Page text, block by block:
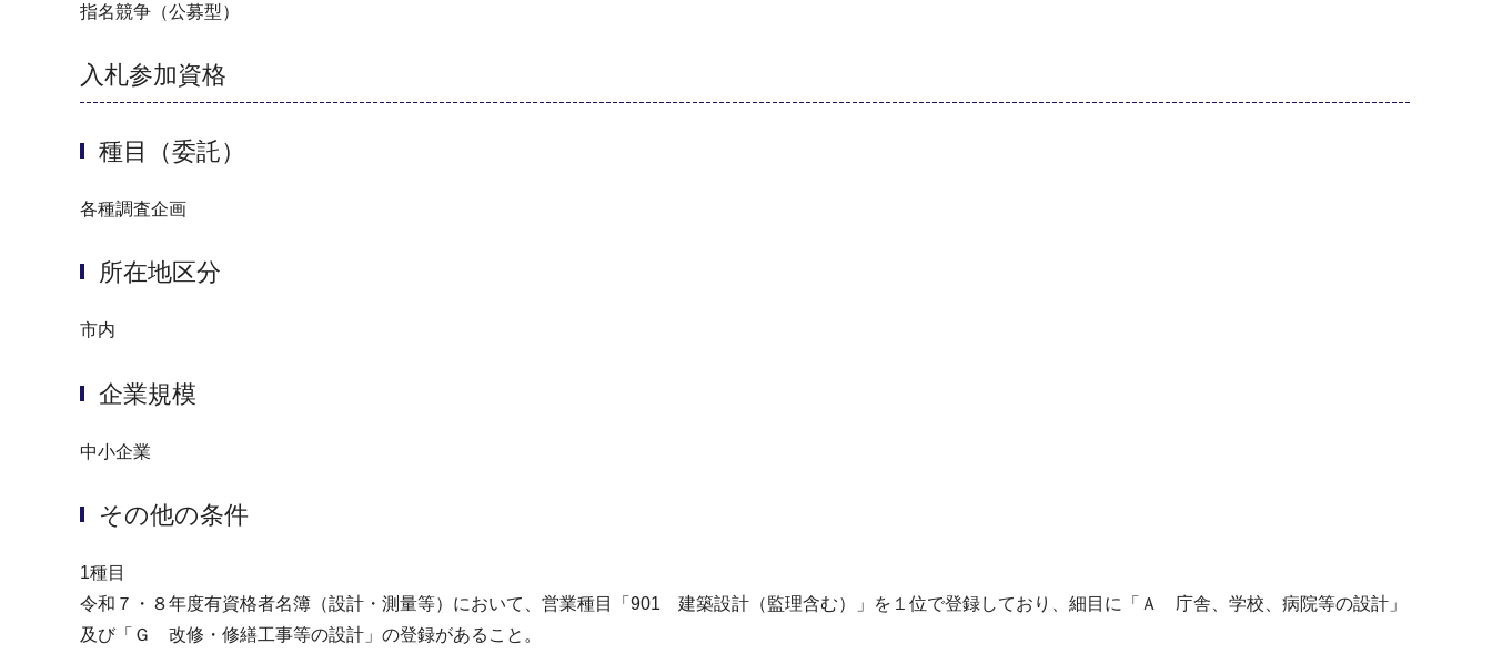
指名競争（公募型）
入札参加資格
種目（委託）
各種調査企画
所在地区分
市内
企業規模
中小企業
その他の条件
1種目
令和７・８年度有資格者名簿（設計・測量等）において、営業種目「901 建築設計（監理含む）」を１位で登録しており、細目に「Ａ 庁舎、学校、病院等の設計」
及び「Ｇ 改修・修繕工事等の設計」の登録があること。